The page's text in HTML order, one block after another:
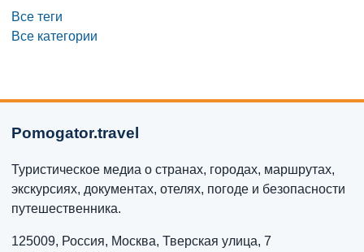
Все теги
Все категории
Pomogator.travel
Туристическое медиа о странах, городах, маршрутах,
экскурсиях, документах, отелях, погоде и безопасности
путешественника.
125009, Россия, Москва, Тверская улица, 7